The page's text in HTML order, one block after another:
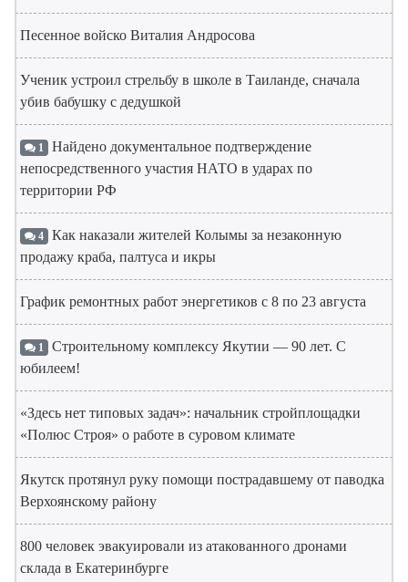
Песенное войско Виталия Андросова
Ученик устроил стрельбу в школе в Таиланде, сначала
убив бабушку с дедушкой
1 Найдено документальное подтверждение
непосредственного участия НАТО в ударах по
территории РФ
4 Как наказали жителей Колымы за незаконную
продажу краба, палтуса и икры
График ремонтных работ энергетиков с 8 по 23 августа
1 Строительному комплексу Якутии — 90 лет. С
юбилеем!
«Здесь нет типовых задач»: начальник стройплощадки
«Полюс Строя» о работе в суровом климате
Якутск протянул руку помощи пострадавшему от паводка
Верхоянскому району
800 человек эвакуировали из атакованного дронами
склада в Екатеринбурге